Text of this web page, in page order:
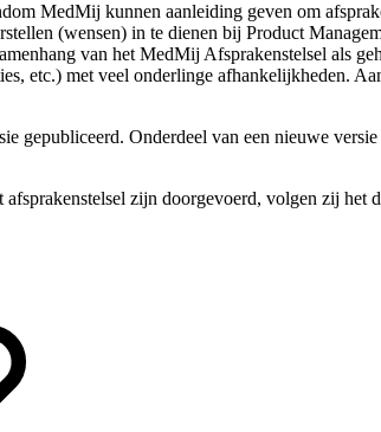
MedMij kunnen aanleiding geven om
(wensen) in te dienen bij Product
van het MedMij Afsprakenstelsel als
etc.) met veel onderlinge afhankelijkheden.
Onderdeel van een nieuwe
zijn doorgevoerd, volgen zij het